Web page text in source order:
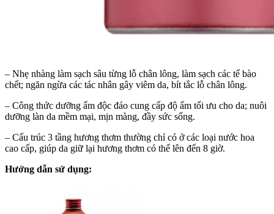
– Nhẹ nhàng làm sạch sâu từng lỗ chân lông, làm sạch các tế bào
chết; ngăn ngừa các tác nhân gây viêm da, bít tắc lỗ chân lông.
– Công thức dưỡng ẩm độc đáo cung cấp độ ẩm tối ưu cho da; nuôi
dưỡng làn da mềm mại, mịn màng, đầy sức sống.
– Cấu trúc 3 tầng hương thơm thường chỉ có ở các loại nước hoa
cao cấp, giúp da giữ lại hương thơm có thể lên đến 8 giờ.
Hướng dẫn sử dụng: